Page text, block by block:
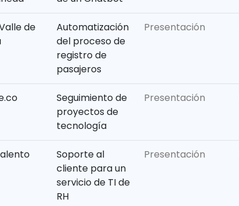
de
Automatización
del proceso de
registro de
pasajeros
Presentación
Seguimiento de
proyectos de
tecnología
Presentación
Soporte al
cliente para un
servicio de TI de
RH
Presentación